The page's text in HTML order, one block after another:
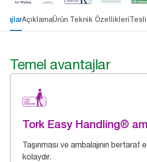
AçıklamaÜrün Teknik Özellikleri
Temel avantajlar
Tork Easy Handling®
Taşınması ve ambalajının bertaraf
kolaydır.